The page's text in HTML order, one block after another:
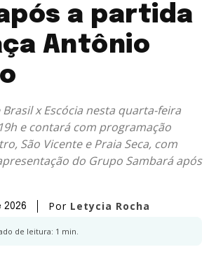
a partida
Antônio
x Escócia nesta quarta-feira
e contará com programação
São Vicente e Praia Seca, com
do Grupo Sambará após
2026 Por Letycia Rocha
de leitura: 1 min.